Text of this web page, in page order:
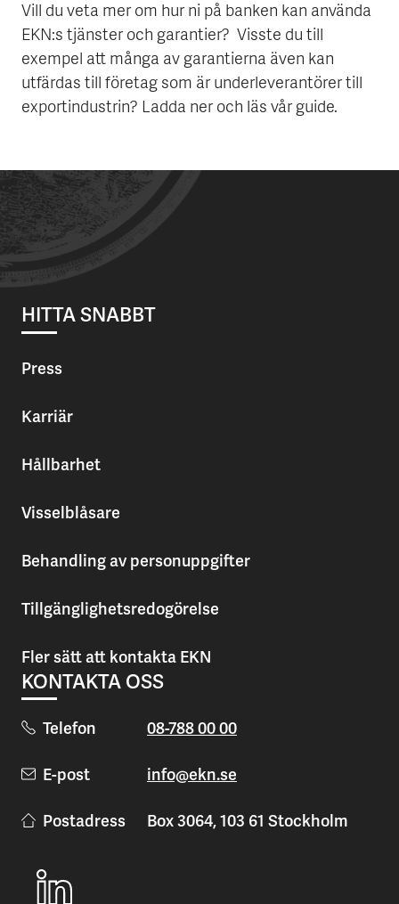
Vill du veta mer om hur ni på banken kan använda
EKN:s tjänster och garantier? Visste du till
exempel att många av garantierna även kan
utfärdas till företag som är underleverantörer till
exportindustrin? Ladda ner och läs vår guide.
HITTA SNABBT
Press
Karriär
Hållbarhet
Visselblåsare
Behandling av personuppgifter
Tillgänglighetsredogörelse
Fler sätt att kontakta EKN
KONTAKTA OSS
Telefon 08-788 00 00
E-post info@ekn.se
Postadress Box 3064, 103 61 Stockholm